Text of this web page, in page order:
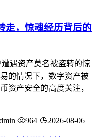
走，惊魂经历背后的
遇资产莫名被盗转的惊
的情况下，数字资产被
资产安全的高度关注，
964 2026-08-06